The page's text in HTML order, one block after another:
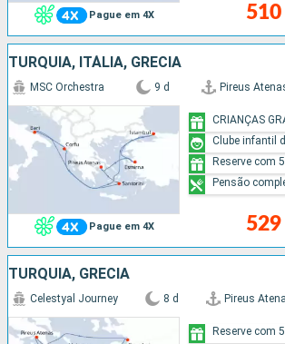
Pague em 4X 510
TURQUIA, ITÁLIA, GRÉCIA
Pague em 4X
MSC Orchestra 9 d Pireus
529
CRIANÇAS
Clube infantil
Reserve com
Pensão
TURQUIA, GRÉCIA
Celestyal Journey 8 d Pireus
Reserve com